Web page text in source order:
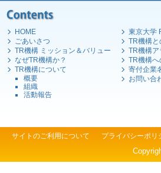
HOME
ごあいさつ
TR機構 ミッション＆バリュー
なぜTR機構か？
TR機構について
概要
組織
活動報告
東京大学
TR機構と
TR機構ア
TR機構
寄付企業
お問い合
サイトのご利用について プライバシーポリ